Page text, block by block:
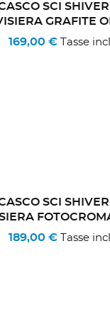
SCI
GRAFITE
169,00 €Tasse
SCI
189,00 €Tasse